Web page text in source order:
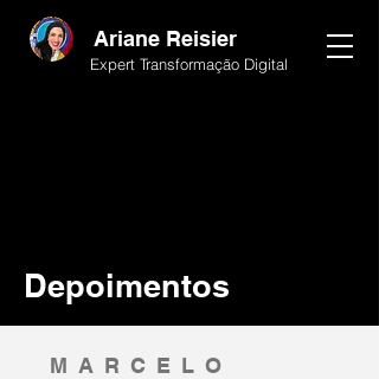
Ariane Reisier
Expert Transformação Digital
Depoimentos
MARCELO